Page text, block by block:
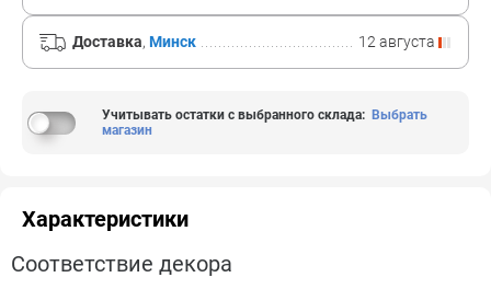
Доставка, Минск 12 августа
Учитывать остатки с выбранного склада: Выбрать
магазин
Характеристики
Соответствие декора